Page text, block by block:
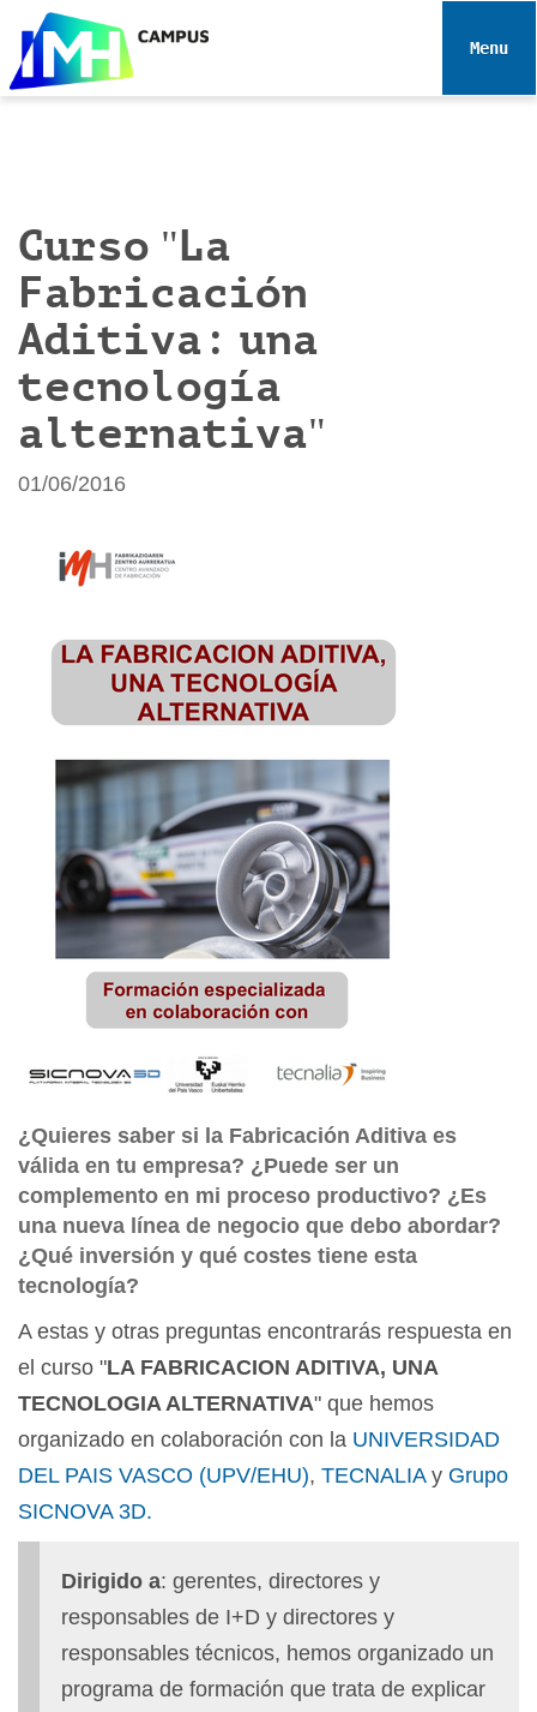
e
Toggle
Curso "La
Fabricación
Aditiva: una
tecnología
alternativa"
01/06/2016
¿Quieres saber si la Fabricación Aditiva es
válida en tu empresa? ¿Puede ser un
complemento en mi proceso productivo? ¿Es
una nueva línea de negocio que debo abordar?
¿Qué inversión y qué costes tiene esta
tecnología?
A estas y otras preguntas encontrarás respuesta en
el curso "LA FABRICACION ADITIVA, UNA
TECNOLOGIA ALTERNATIVA" que hemos
organizado en colaboración con la UNIVERSIDAD
DEL PAIS VASCO (UPV/EHU), TECNALIAy Grupo
SICNOVA 3D.
Dirigido a: gerentes, directores y
responsables de I+D y directores y
responsables técnicos, hemos organizado un
programa de formación que trata de explicar